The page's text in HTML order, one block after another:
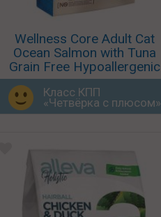
Wellness Core Adult Cat
Ocean Salmon with Tuna
Grain Free Hypoallergenic
Класс КПП
«Четвёрка с плюсом»